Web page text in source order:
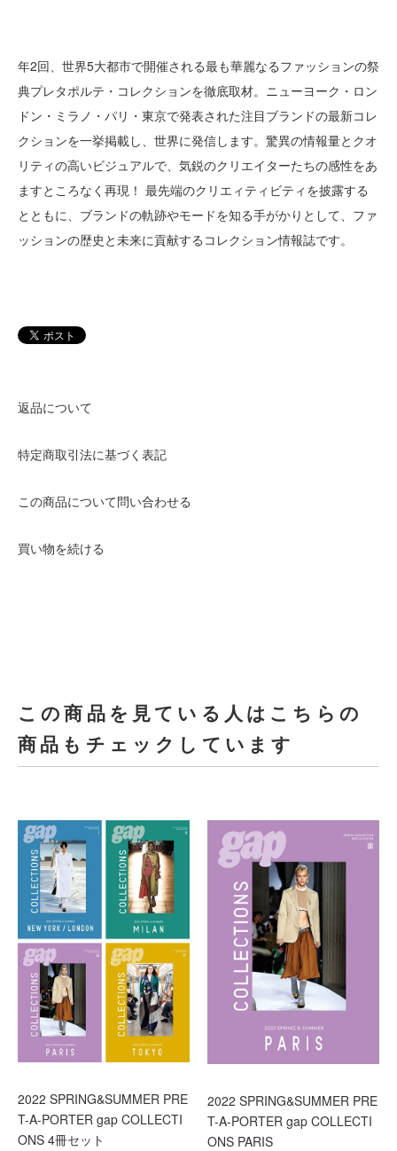
年2回、世界5大都市で開催される最も華麗なるファッションの祭
典プレタポルテ・コレクションを徹底取材。ニューヨーク・ロン
ドン・ミラノ・パリ・東京で発表された注目ブランドの最新コレ
クションを一挙掲載し、世界に発信します。驚異の情報量とクオ
リティの高いビジュアルで、気鋭のクリエイターたちの感性をあ
ますところなく再現！ 最先端のクリエィティビティを披露する
とともに、ブランドの軌跡やモードを知る手がかりとして、ファ
ッションの歴史と未来に貢献するコレクション情報誌です。
返品について
特定商取引法に基づく表記
この商品について問い合わせる
買い物を続ける
この商品を見ている人はこちらの
商品もチェックしています
2022 SPRING&SUMMER PRE
T-A-PORTER gap COLLECTI
ONS 4冊セット
2022 SPRING&SUMMER PRE
T-A-PORTER gap COLLECTI
ONS PARIS